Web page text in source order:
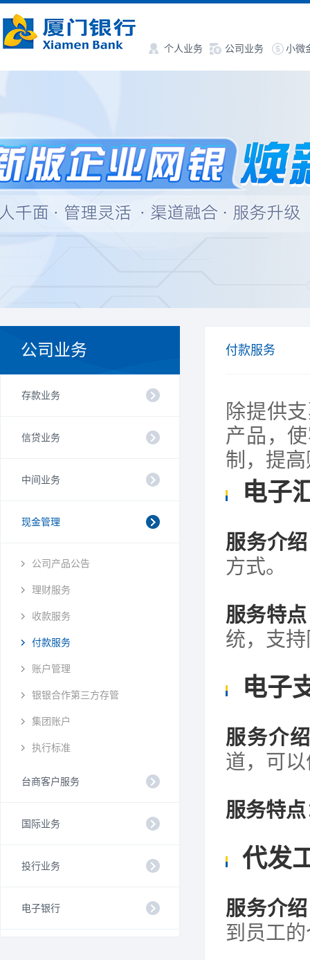
个人业务 公司业务 小微
公司业务
存款业务
信贷业务
中间业务
现金管理
公司产品公告
理财服务
收款服务
付款服务
账户管理
银银合作第三方存管
集团账户
执行标准
台商客户服务
国际业务
投行业务
电子银行
付款服务
除提供
产品，
制，提
电子
服务介
方式。
服务特
统，支
电子
服务介
道，可
服务特
代发
服务介
到员工